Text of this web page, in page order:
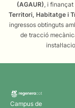
(AGAUR), i finançat
Territori, Habitatge i
ingressos obtinguts
de tracció
Campus de